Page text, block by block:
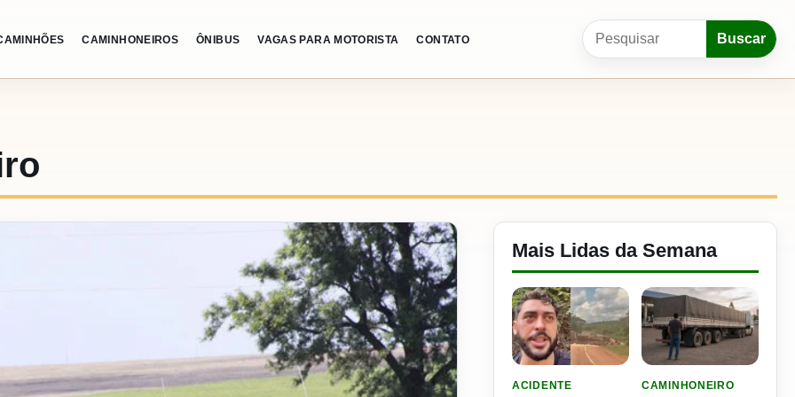
CAMINHONEIROS ÔNIBUS VAGAS PARA MOTORISTA CONTATO
Pesquisar por:
Buscar
Mais Lidas da Semana
ACIDENTE
CAMINHONEIRO